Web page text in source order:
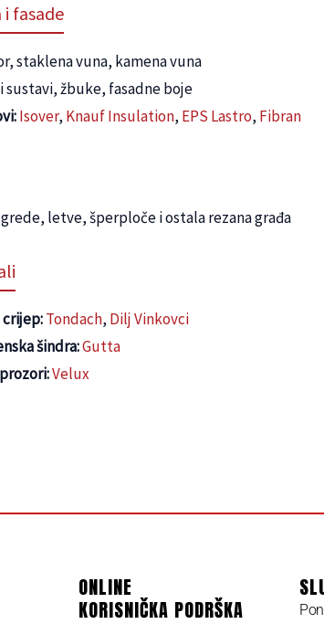
fasade
staklena vuna, kamena vuna
sustavi, žbuke, fasadne boje
Isover, Knauf Insulation, EPS Lastro, Fibran
grede, letve, šperploče i ostala rezana građa
Tondach, Dilj Vinkovci
šindra:Gutta
Velux
ONLINE
KORISNIČKA PODRŠKA